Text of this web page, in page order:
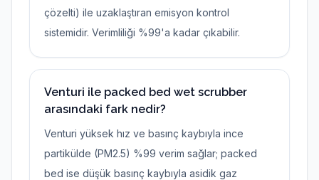
çözelti) ile uzaklaştıran emisyon kontrol
sistemidir. Verimliliği %99'a kadar çıkabilir.
Venturi ile packed bed wet scrubber
arasındaki fark nedir?
Venturi yüksek hız ve basınç kaybıyla ince
partikülde (PM2.5) %99 verim sağlar; packed
bed ise düşük basınç kaybıyla asidik gaz